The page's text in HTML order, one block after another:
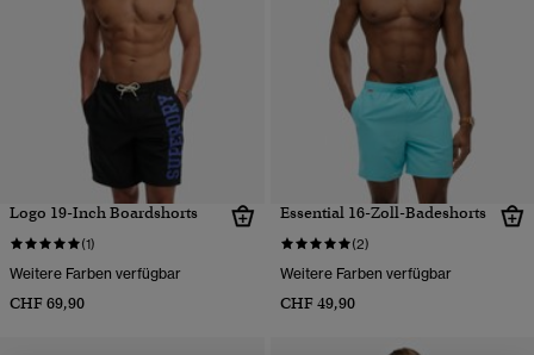
Logo 19-Inch Boardshorts
(1)
Weitere Farben verfügbar
CHF 69,90
Essential 16-Zoll-Badeshorts
(2)
Weitere Farben verfügbar
CHF 49,90